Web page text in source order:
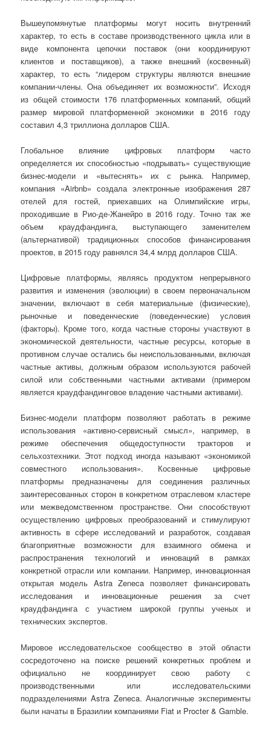
Вышеупомянутые платформы могут носить внутренний
характер, то есть в составе производственного цикла или в
виде компонента цепочки поставок (они координируют
клиентов и поставщиков), а также внешний (косвенный)
характер, то есть “лидером структуры являются внешние
компании-члены. Она объединяет их возможности”. Исходя
из общей стоимости 176 платформенных компаний, общий
размер мировой платформенной экономики в 2016 году
составил 4,3 триллиона долларов США.
Глобальное влияние цифровых платформ часто
определяется их способностью «подрывать» существующие
бизнес-модели и «вытеснять» их с рынка. Например,
компания «Airbnb» создала электронные изображения 287
отелей для гостей, приехавших на Олимпийские игры,
проходившие в Рио-де-Жанейро в 2016 году. Точно так же
объем краудфандинга, выступающего заменителем
(альтернативой) традиционных способов финансирования
проектов, в 2015 году равнялся 34,4 млрд долларов США.
Цифровые платформы, являясь продуктом непрерывного
развития и изменения (эволюции) в своем первоначальном
значении, включают в себя материальные (физические),
рыночные и поведенческие (поведенческие) условия
(факторы). Кроме того, когда частные стороны участвуют в
экономической деятельности, частные ресурсы, которые в
противном случае остались бы неиспользованными, включая
частные активы, должным образом используются рабочей
силой или собственными частными активами (примером
является краудфандинговое владение частными активами).
Бизнес-модели платформ позволяют работать в режиме
использования «активно-сервисный смысл», например, в
режиме обеспечения общедоступности тракторов и
сельхозтехники. Этот подход иногда называют «экономикой
совместного использования». Косвенные цифровые
платформы предназначены для соединения различных
заинтересованных сторон в конкретном отраслевом кластере
или межведомственном пространстве. Они способствуют
осуществлению цифровых преобразований и стимулируют
активность в сфере исследований и разработок, создавая
благоприятные возможности для взаимного обмена и
распространения технологий и инноваций в рамках
конкретной отрасли или компании. Например, инновационная
открытая модель Astra Zeneca позволяет финансировать
исследования и инновационные решения за счет
краудфандинга с участием широкой группы ученых и
технических экспертов.
Мировое исследовательское сообщество в этой области
сосредоточено на поиске решений конкретных проблем и
официально не координирует свою работу с
производственными или исследовательскими
подразделениями Astra Zeneca. Аналогичные эксперименты
были начаты в Бразилии компаниями Fiat и Procter & Gamble.